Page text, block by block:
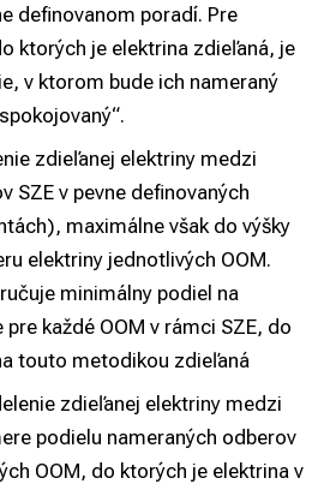
definovanom poradí. Pre
ktorých je elektrina zdieľaná, je
v ktorom bude ich nameraný
zdieľanej elektriny medzi
SZE v pevne definovaných
maximálne však do výšky
elektriny jednotlivých OOM.
minimálny podiel na
každé OOM v rámci SZE, do
touto metodikou zdieľaná
zdieľanej elektriny medzi
podielu nameraných odberov
OOM, do ktorých je elektrina v